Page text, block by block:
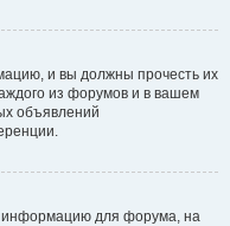
и вы должны прочесть их
из форумов и в вашем
объявлений
информацию для форума, на